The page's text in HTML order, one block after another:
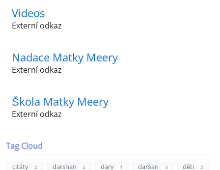
Videos
Externí odkaz
Nadace Matky Meery
Externí odkaz
Škola Matky Meery
Externí odkaz
Tag Cloud
citáty 2 darshan 2 dary 1 daršan 3 děti 2